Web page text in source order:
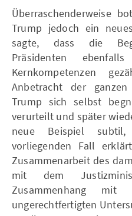
Überraschenderweise
Trump jedoch ein
sagte, dass die
Präsidenten
Kernkompetenzen
Anbetracht der
Trump sich selbst
verurteilt und später
neue Beispiel
vorliegenden Fall
Zusammenarbeit des
mit dem
Zusammenhang
ungerechtfertigten